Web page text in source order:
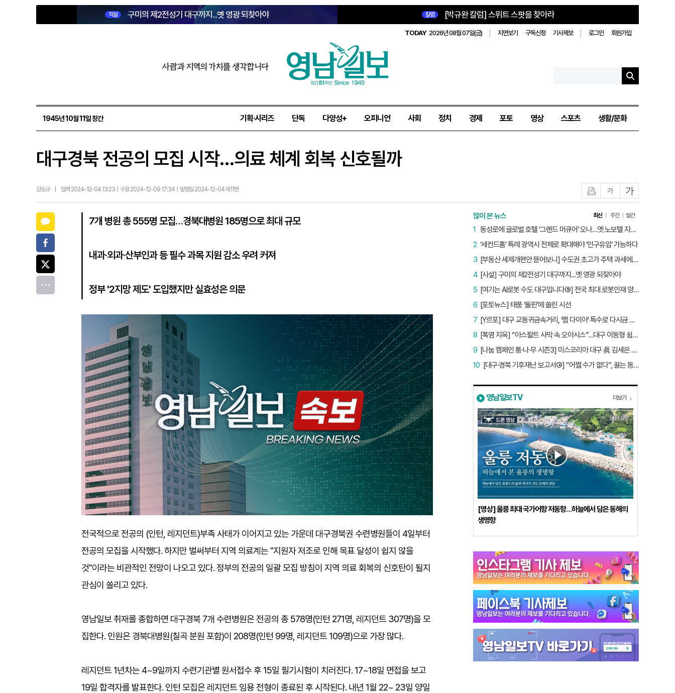
직설 구미의 제2전성기 대구까지...옛 영광 되찾아야 칼럼 [박규완 칼럼] 스위트 스팟을 찾아라
TODAY 2026년 08월 07일(금) 지면보기 구독신청 기사제보 로그인 회원가입
사람과 지역의 가치를 생각합니다
1945년 10월 11일 창간 기획·시리즈 단독 다양성+ 오피니언 사회 정치 경제 포토 영상 스포츠 생활/문화
대구경북 전공의 모집 시작…의료 체계 회복 신호될까
강승규 입력 2024-12-04 13:23 | 수정 2024-12-09 17:34 | 발행일 2024-12-04 제11면 글자작게글자크게
7개 병원 총 555명 모집…경북대병원 185명으로 최대 규모
내과·외과·산부인과 등 필수 과목 지원 감소 우려 커져
정부 '2지망 제도' 도입했지만 실효성은 의문
전국적으로 전공의 (인턴, 레지던트)부족 사태가 이어지고 있는 가운데 대구경북권 수련병원들이 4일부터
전공의 모집을 시작했다. 하지만 벌써부터 지역 의료계는 "지원자 저조로 인해 목표 달성이 쉽지 않을
것"이라는 비관적인 전망이 나오고 있다. 정부의 전공의 일괄 모집 방침이 지역 의료 회복의 신호탄이 될지
관심이 쏠리고 있다.
영남일보 취재를 종합하면 대구경북 7개 수련병원은 전공의 총 578명(인턴 271명, 레지던트 307명)을 모
집한다. 인원은 경북대병원(칠곡 분원 포함)이 208명(인턴 99명, 레지던트 109명)으로 가장 많다.
레지던트 1년차는 4~9일까지 수련기관별 원서접수 후 15일 필기시험이 치러진다. 17~18일 면접을 보고
19일 합격자를 발표한다. 인턴 모집은 레지던트 임용 전형이 종료된 후 시작된다. 내년 1월 22~ 23일 양일
많이 본 뉴스 최신 주간 월간
동성로에 글로벌 호텔 ‘그랜드 머큐어’ 오나…옛 노보텔 자리 사무실 개설
1
‘세컨드홈’ 특례 광역시 전체로 확대해야 ‘인구유입’ 가능하다
2
[부동산 세제개편안 뜯어보니] 수도권 초고가 주택 과세에만 초점…침체된 지방 부동산 대책은 없다
3
[사설] 구미의 제2전성기 대구까지...옛 영광 되찾아야
4
[여기는 AI로봇 수도 대구입니다⑤] 전국 최대 로봇인재 양성소…“대구산업 맞춤형 교육과정 만들자”
5
[포토뉴스] 태풍 ‘돌핀’에 쏠린 시선
6
[Y르포] 대구 교동귀금속거리, ‘랩 다이아’ 특수로 다시금 활기…“반짝 인기 의존 않는 지속 가능 성장 동력 마련해야”
7
[폭염 지옥] “아스팔트 사막 속 오아시스”…대구 이동형 쉼터 버스 ‘북적’, 지하철역도 ‘바글’
8
[나눔 캠페인 통·나·무 시즌3] 미스코리아 대구 眞 김세은 “내가 받은 응원, 다음 사람에게”
9
[대구·경북 기후재난 보고서③] “어쩔 수가 없다”, 끓는 동해…‘절멸 위기’ 경북 수산업
10
영남일보TV 더보기
[영상] 울릉 최대 국가어항 저동항…하늘에서 담은 동해의
생명항